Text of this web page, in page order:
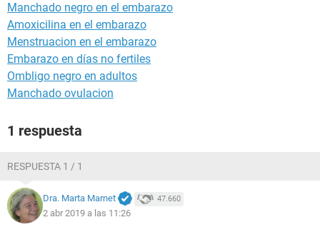
Manchado negro en el embarazo
Amoxicilina en el embarazo
Menstruacion en el embarazo
Embarazo en días no fertiles
Ombligo negro en adultos
Manchado ovulacion
1 respuesta
RESPUESTA 1 / 1
Dra. Marta Marnet 47.660
2 abr 2019 a las 11:26